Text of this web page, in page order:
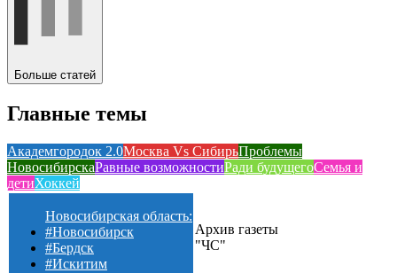
Больше статей
Главные темы
Академгородок 2.0Москва Vs СибирьПроблемы
НовосибирскаРавные возможностиРади будущегоСемья и
детиХоккей
Новосибирская область:
#Новосибирск
#Бердск
#Искитим
Архив газеты
"ЧС"